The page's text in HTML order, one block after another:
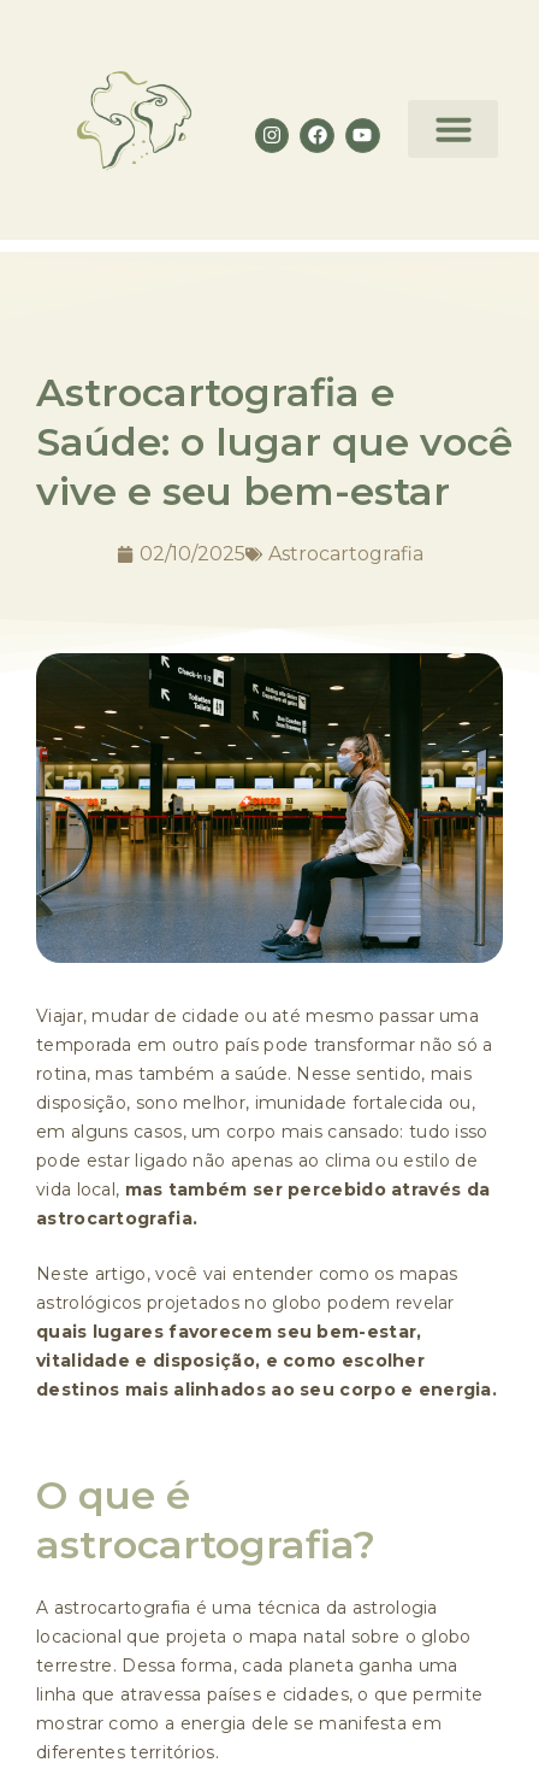
Astrocartografia e
Saúde: o lugar que você
vive e seu bem-estar
02/10/2025 Astrocartografia
Viajar, mudar de cidade ou até mesmo passar uma
temporada em outro país pode transformar não só a
rotina, mas também a saúde. Nesse sentido, mais
disposição, sono melhor, imunidade fortalecida ou,
em alguns casos, um corpo mais cansado: tudo isso
pode estar ligado não apenas ao clima ou estilo de
vida local, mas também ser percebido através da
astrocartografia.
Neste artigo, você vai entender como os mapas
astrológicos projetados no globo podem revelar
quais lugares favorecem seu bem-estar,
vitalidade e disposição, e como escolher
destinos mais alinhados ao seu corpo e energia.
O que é
astrocartografia?
A astrocartografia é uma técnica da astrologia
locacional que projeta o mapa natal sobre o globo
terrestre. Dessa forma, cada planeta ganha uma
linha que atravessa países e cidades, o que permite
mostrar como a energia dele se manifesta em
diferentes territórios.